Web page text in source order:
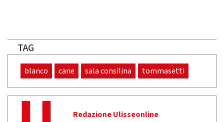
TAG
blanco cane sala consilina tommasetti
Redazione Ulisseonline